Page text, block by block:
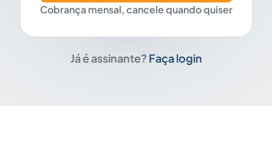
Cobrança mensal, cancele quando quiser
Já é assinante? Faça login